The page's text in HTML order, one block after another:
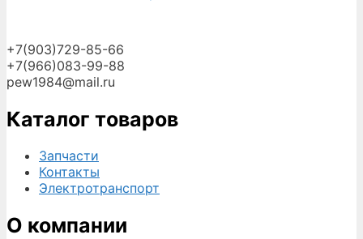
+7(903)729-85-66
+7(966)083-99-88
pew1984@mail.ru
Каталог товаров
Запчасти
Контакты
Электротранспорт
О компании